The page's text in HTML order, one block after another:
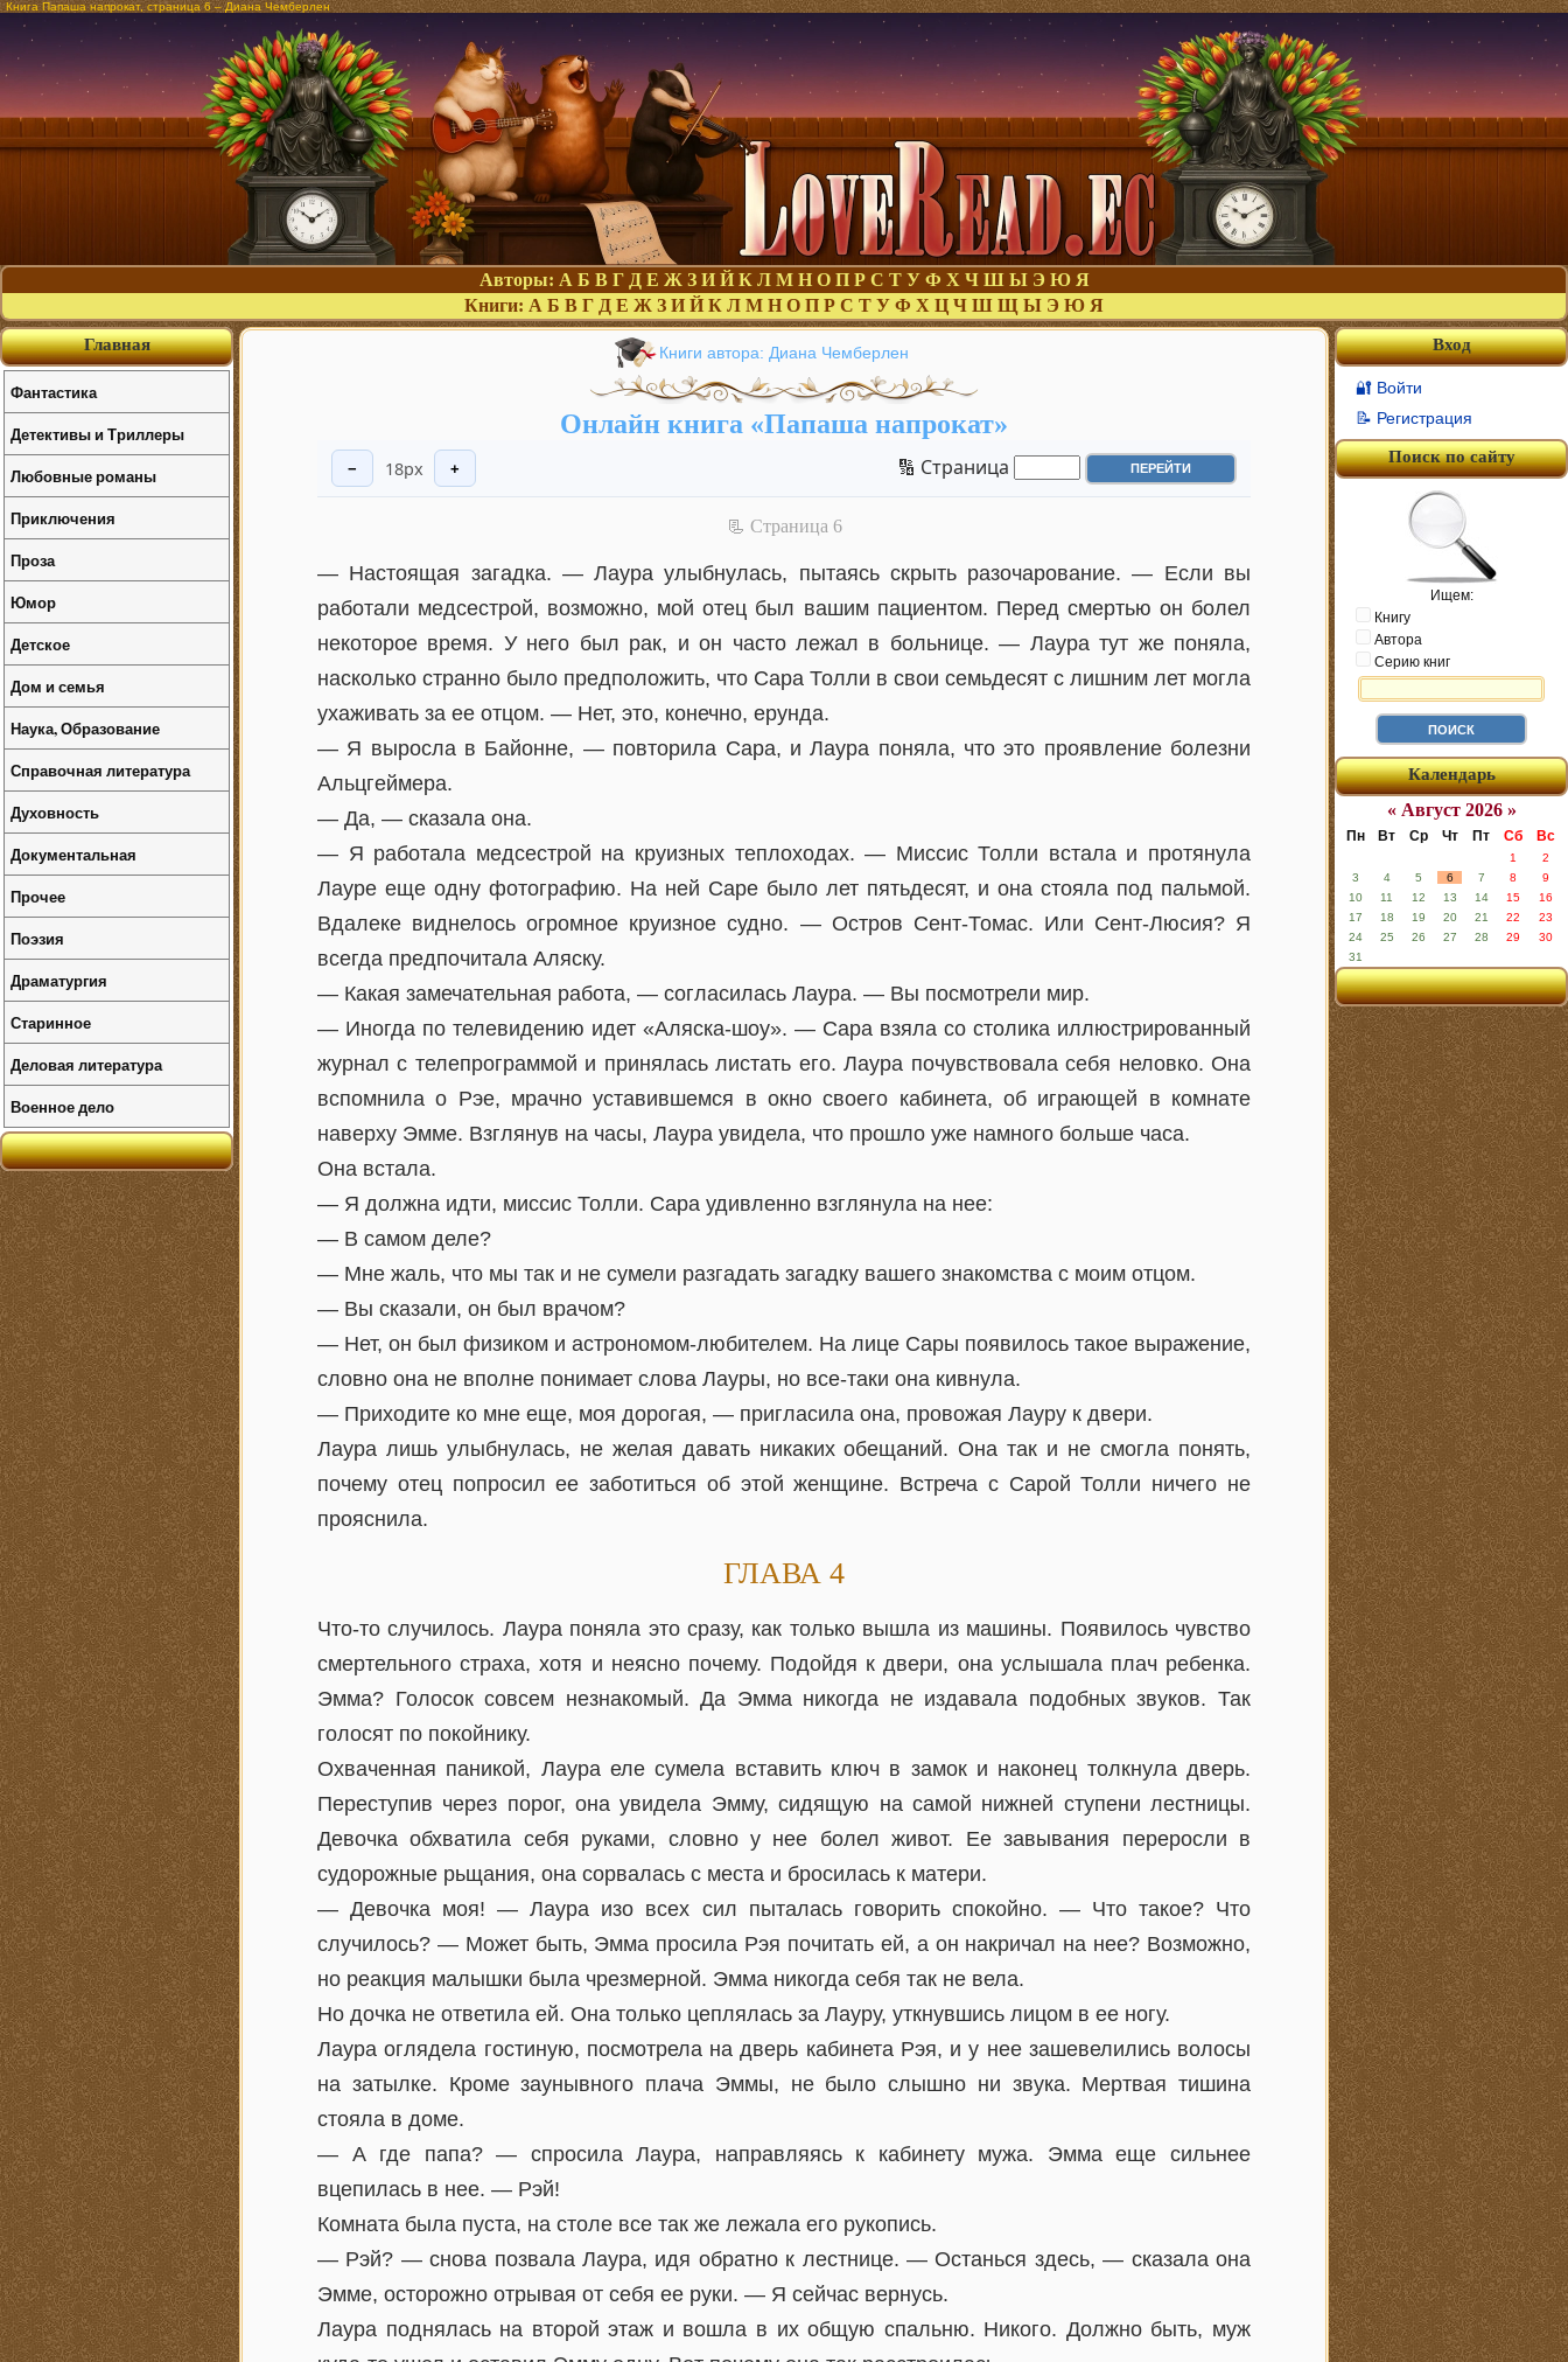
Книга Папаша напрокат, страница 6 – Диана Чемберлен
Авторы: А Б В Г Д Е Ж З И Й К Л М Н О П Р С Т У Ф Х Ч Ш Ы Э Ю Я
Книги: А Б В Г Д Е Ж З И Й К Л М Н О П Р С Т У Ф Х Ц Ч Ш Щ Ы Э Ю Я
Книги автора: Диана Чемберлен
Онлайн книга «Папаша напрокат»
− 18px + 🔢 Страница
📃 Cтраница 6
— Настоящая загадка. — Лаура улыбнулась, пытаясь скрыть разочарование. — Если вы
работали медсестрой, возможно, мой отец был вашим пациентом. Перед смертью он болел
некоторое время. У него был рак, и он часто лежал в больнице. — Лаура тут же поняла,
насколько странно было предположить, что Сара Толли в свои семьдесят с лишним лет могла
ухаживать за ее отцом. — Нет, это, конечно, ерунда.
— Я выросла в Байонне, — повторила Сара, и Лаура поняла, что это проявление болезни
Альцгеймера.
— Да, — сказала она.
— Я работала медсестрой на круизных теплоходах. — Миссис Толли встала и протянула
Лауре еще одну фотографию. На ней Саре было лет пятьдесят, и она стояла под пальмой.
Вдалеке виднелось огромное круизное судно. — Остров Сент-Томас. Или Сент-Люсия? Я
всегда предпочитала Аляску.
— Какая замечательная работа, — согласилась Лаура. — Вы посмотрели мир.
— Иногда по телевидению идет «Аляска-шоу». — Сара взяла со столика иллюстрированный
журнал с телепрограммой и принялась листать его. Лаура почувствовала себя неловко. Она
вспомнила о Рэе, мрачно уставившемся в окно своего кабинета, об играющей в комнате
наверху Эмме. Взглянув на часы, Лаура увидела, что прошло уже намного больше часа.
Она встала.
— Я должна идти, миссис Толли. Сара удивленно взглянула на нее:
— В самом деле?
— Мне жаль, что мы так и не сумели разгадать загадку вашего знакомства с моим отцом.
— Вы сказали, он был врачом?
— Нет, он был физиком и астрономом-любителем. На лице Сары появилось такое выражение,
словно она не вполне понимает слова Лауры, но все-таки она кивнула.
— Приходите ко мне еще, моя дорогая, — пригласила она, провожая Лауру к двери.
Лаура лишь улыбнулась, не желая давать никаких обещаний. Она так и не смогла понять,
почему отец попросил ее заботиться об этой женщине. Встреча с Сарой Толли ничего не
прояснила.
ГЛАВА 4
Что-то случилось. Лаура поняла это сразу, как только вышла из машины. Появилось чувство
смертельного страха, хотя и неясно почему. Подойдя к двери, она услышала плач ребенка.
Эмма? Голосок совсем незнакомый. Да Эмма никогда не издавала подобных звуков. Так
голосят по покойнику.
Охваченная паникой, Лаура еле сумела вставить ключ в замок и наконец толкнула дверь.
Переступив через порог, она увидела Эмму, сидящую на самой нижней ступени лестницы.
Девочка обхватила себя руками, словно у нее болел живот. Ее завывания переросли в
судорожные рьщания, она сорвалась с места и бросилась к матери.
— Девочка моя! — Лаура изо всех сил пыталась говорить спокойно. — Что такое? Что
случилось? — Может быть, Эмма просила Рэя почитать ей, а он накричал на нее? Возможно,
но реакция малышки была чрезмерной. Эмма никогда себя так не вела.
Но дочка не ответила ей. Она только цеплялась за Лауру, уткнувшись лицом в ее ногу.
Лаура оглядела гостиную, посмотрела на дверь кабинета Рэя, и у нее зашевелились волосы
на затылке. Кроме заунывного плача Эммы, не было слышно ни звука. Мертвая тишина
стояла в доме.
— А где папа? — спросила Лаура, направляясь к кабинету мужа. Эмма еще сильнее
вцепилась в нее. — Рэй!
Комната была пуста, на столе все так же лежала его рукопись.
— Рэй? — снова позвала Лаура, идя обратно к лестнице. — Останься здесь, — сказала она
Эмме, осторожно отрывая от себя ее руки. — Я сейчас вернусь.
Лаура поднялась на второй этаж и вошла в их общую спальню. Никого. Должно быть, муж
Вход
🔐 Войти
📝 Регистрация
Поиск по сайту
Ищем:
Книгу
Автора
Серию книг
Календарь
« Август 2026 »
Пн Вт Ср Чт Пт Сб Вс
1
2
3
4 5 6 7 8
9
10
11 12 13 14 15
16
17
18 19 20 21 22
23
24
25 26 27 28 29
30
31
Главная
Фантастика
Детективы и Триллеры
Любовные романы
Приключения
Проза
Юмор
Детское
Дом и семья
Наука, Образование
Справочная литература
Духовность
Документальная
Прочее
Поэзия
Драматургия
Старинное
Деловая литература
Военное дело